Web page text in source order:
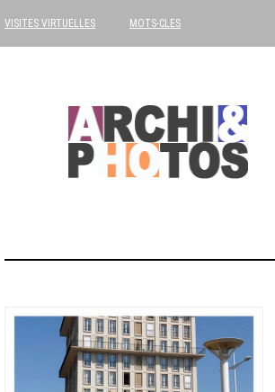
VISITES VIRTUELLES MOTS-CLES